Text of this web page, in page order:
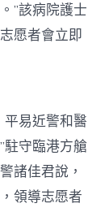
”該病院護士
愿者會立即
易近警和醫
駐守臨港方艙
諸佳君說，
領導志愿者